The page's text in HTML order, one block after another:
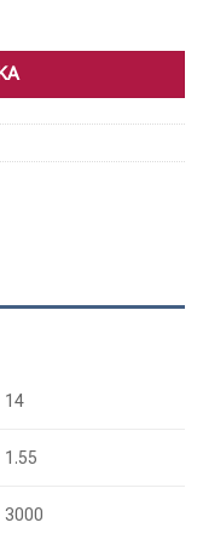
h11
14
1.55
3000